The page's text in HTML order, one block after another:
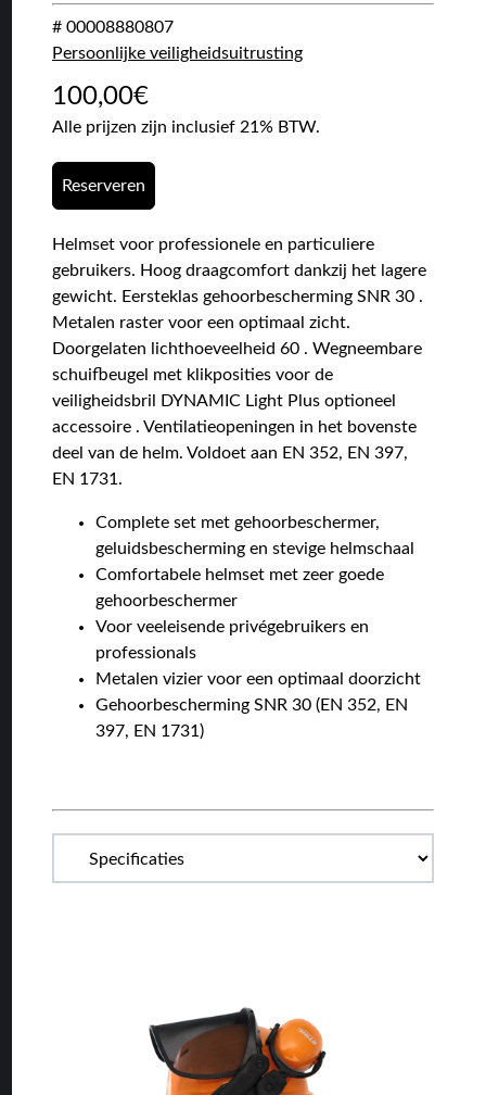
# 00008880807
Persoonlijke veiligheidsuitrusting
100,00€
Alle prijzen zijn inclusief 21% BTW.
Reserveren
Helmset voor professionele en particuliere
gebruikers. Hoog draagcomfort dankzij het lagere
gewicht. Eersteklas gehoorbescherming SNR 30 .
Metalen raster voor een optimaal zicht.
Doorgelaten lichthoeveelheid 60 . Wegneembare
schuifbeugel met klikposities voor de
veiligheidsbril DYNAMIC Light Plus optioneel
accessoire . Ventilatieopeningen in het bovenste
deel van de helm. Voldoet aan EN 352, EN 397,
EN 1731.
Complete set met gehoorbeschermer,
geluidsbescherming en stevige helmschaal
Comfortabele helmset met zeer goede
gehoorbeschermer
Voor veeleisende privégebruikers en
professionals
Metalen vizier voor een optimaal doorzicht
Gehoorbescherming SNR 30 (EN 352, EN
397, EN 1731)